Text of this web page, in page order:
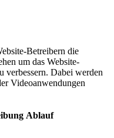
Betreibern die
um das Website-
verbessern. Dabei werden
Videoanwendungen
Ablauf